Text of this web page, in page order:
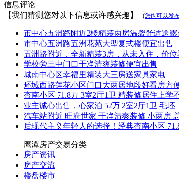
信息评论
【我们猜测您对以下信息或许感兴趣】
(您也可以发
市中心五洲路附近2楼精装两房温馨舒适送露
市中心五洲路五洲花苑大型复式楼便宜出售
五洲路附近，全新精装3房，从未入住，价位
学校旁三中门口干净清爽装修便宜出售
城南中心区幸福里精装大三房送家具家电
环城西路莲花小区门口大两居地段好看房方
杏南小区 71.8万 3室2厅1卫 精装修居住上学
业主诚心出售，心家泊 52万 2室2厅1卫 毛坯
汽车站附近 旺府世家 干净清爽装修 小两房
后现代主义年轻人的选择！经典杏南小区
鹰潭房产交易分类
房产资讯
房产交流
楼盘楼市